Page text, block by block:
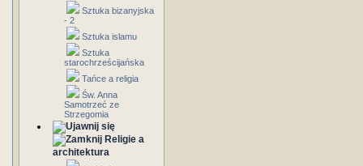
Sztuka bizanyjska
- 2
Sztuka islamu
Sztuka
starochrześcijańska
Tańce a religia
Św. Anna
Samotrzeć ze
Strzegomia
Religie a
architektura